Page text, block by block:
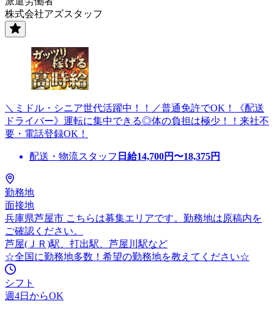
株式会社アズスタッフ
＼ミドル・シニア世代活躍中！！／普通免許でOK！《配送
ドライバー》運転に集中できる◎体の負担は極少！！来社不
要・電話登録OK！
配送・物流スタッフ 日給14,700円〜18,375円
勤務地
面接地
兵庫県芦屋市 こちらは募集エリアです。勤務地は原稿内を
ご確認ください。
芦屋(ＪＲ)駅、打出駅、芦屋川駅など
☆全国に勤務地多数！希望の勤務地を教えてください☆
シフト
週4日からOK